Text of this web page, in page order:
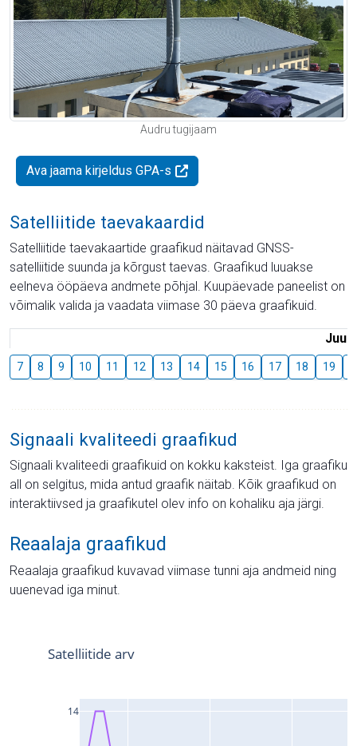
Audru tugijaam
Ava jaama kirjeldus GPA-s
Satelliitide taevakaardid
Satelliitide taevakaartide graafikud näitavad GNSS-
satelliitide suunda ja kõrgust taevas. Graafikud luuakse
eelneva ööpäeva andmete põhjal. Kuupäevade paneelist on
võimalik valida ja vaadata viimase 30 päeva graafikuid.
Juuli
7 8 9 10 11 12 13 14 15 16 17 18 19
Signaali kvaliteedi graafikud
Signaali kvaliteedi graafikuid on kokku kaksteist. Iga graafiku
all on selgitus, mida antud graafik näitab. Kõik graafikud on
interaktiivsed ja graafikutel olev info on kohaliku aja järgi.
Reaalaja graafikud
Reaalaja graafikud kuvavad viimase tunni aja andmeid ning
uuenevad iga minut.